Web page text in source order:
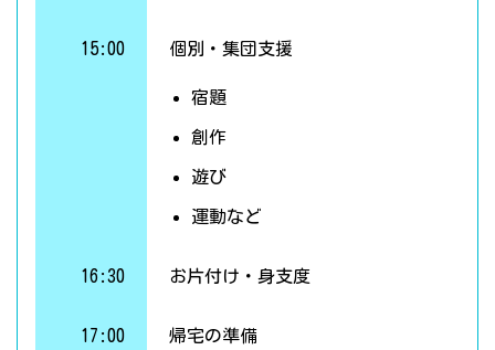
15:00 個別・集団支援
宿題
創作
遊び
運動など
16:30 お片付け・身支度
17:00 帰宅の準備